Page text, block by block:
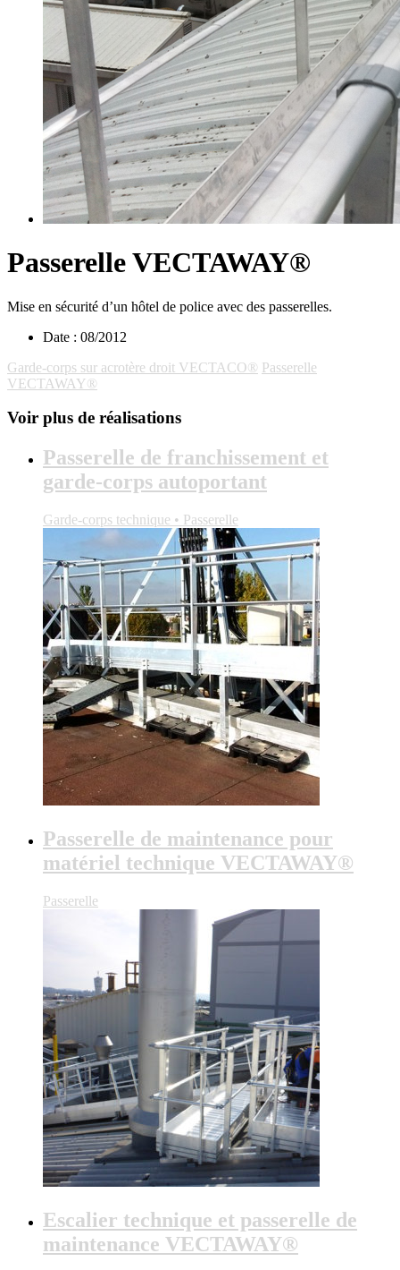
Passerelle VECTAWAY®
Mise en sécurité d’un hôtel de police avec des passerelles.
Date : 08/2012
Garde-corps sur acrotère droit VECTACO® Passerelle
VECTAWAY®
Voir plus de réalisations
Passerelle de franchissement et
garde-corps autoportant
Garde-corps technique • Passerelle
Passerelle de maintenance pour
matériel technique VECTAWAY®
Passerelle
Escalier technique et passerelle de
maintenance VECTAWAY®